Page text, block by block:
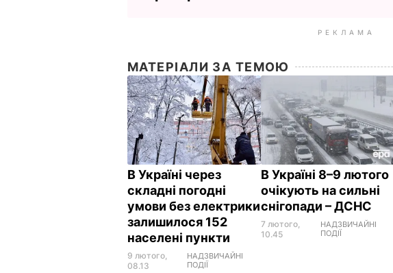
РЕКЛАМА
МАТЕРІАЛИ ЗА ТЕМОЮ
В Україні через
складні погодні
умови без електрики
залишилося 152
населені пункти
9 лютого,
08.13
НАДЗВИЧАЙНІ
ПОДІЇ
В Україні 8–9 лютого
очікують на сильні
снігопади – ДСНС
7 лютого,
10.45
НАДЗВИЧАЙНІ
ПОДІЇ